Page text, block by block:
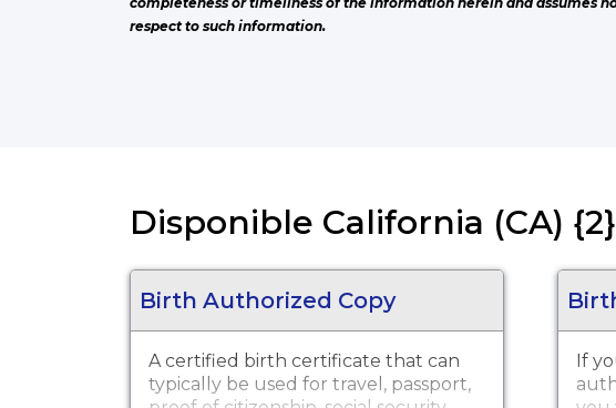
respect to such information.
Disponible California (CA)
Birth Authorized Copy
A certified birth certificate that can
typically be used for travel, passport,
If